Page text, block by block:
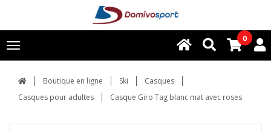
Toggle
navigation
0
Boutique en ligne Ski
Casques
Casques pour adultes
Casque Giro Tag blanc mat avec roses